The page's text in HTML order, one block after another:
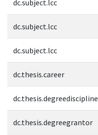
dc.subject.lcc
dc.subject.lcc
dc.subject.lcc
dc.thesis.career
dc.thesis.degreediscipline
dc.thesis.degreegrantor